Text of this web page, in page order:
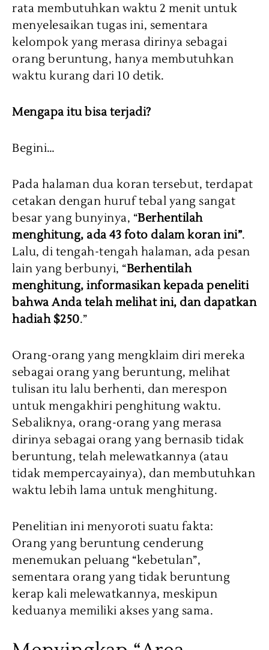
rata membutuhkan waktu 2 menit untuk
menyelesaikan tugas ini, sementara
kelompok yang merasa dirinya sebagai
orang beruntung, hanya membutuhkan
waktu kurang dari 10 detik.
Mengapa itu bisa terjadi?
Begini…
Pada halaman dua koran tersebut, terdapat
cetakan dengan huruf tebal yang sangat
besar yang bunyinya, “Berhentilah
menghitung, ada 43 foto dalam koran ini”.
Lalu, di tengah-tengah halaman, ada pesan
lain yang berbunyi, “Berhentilah
menghitung, informasikan kepada peneliti
bahwa Anda telah melihat ini, dan dapatkan
hadiah $250.”
Orang-orang yang mengklaim diri mereka
sebagai orang yang beruntung, melihat
tulisan itu lalu berhenti, dan merespon
untuk mengakhiri penghitung waktu.
Sebaliknya, orang-orang yang merasa
dirinya sebagai orang yang bernasib tidak
beruntung, telah melewatkannya (atau
tidak mempercayainya), dan membutuhkan
waktu lebih lama untuk menghitung.
Penelitian ini menyoroti suatu fakta:
Orang yang beruntung cenderung
menemukan peluang “kebetulan”,
sementara orang yang tidak beruntung
kerap kali melewatkannya, meskipun
keduanya memiliki akses yang sama.